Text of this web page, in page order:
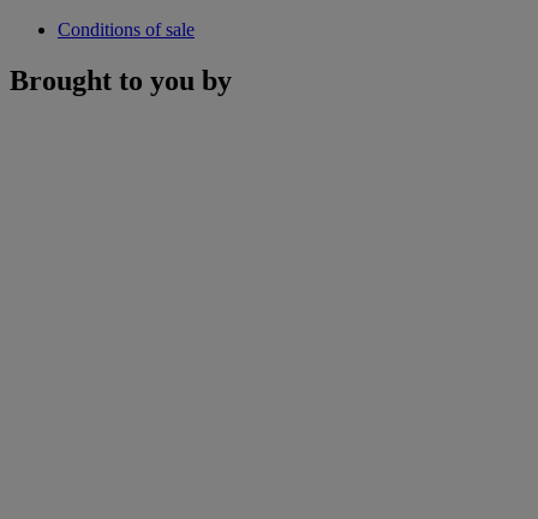
Conditions of sale
Brought to you by